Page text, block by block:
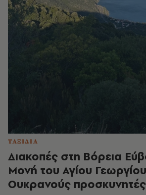
ΤΑΞΙΔΙΑ
Διακοπές στη Βόρεια
Μονή του Αγίου
Ουκρανούς προσκυνητές